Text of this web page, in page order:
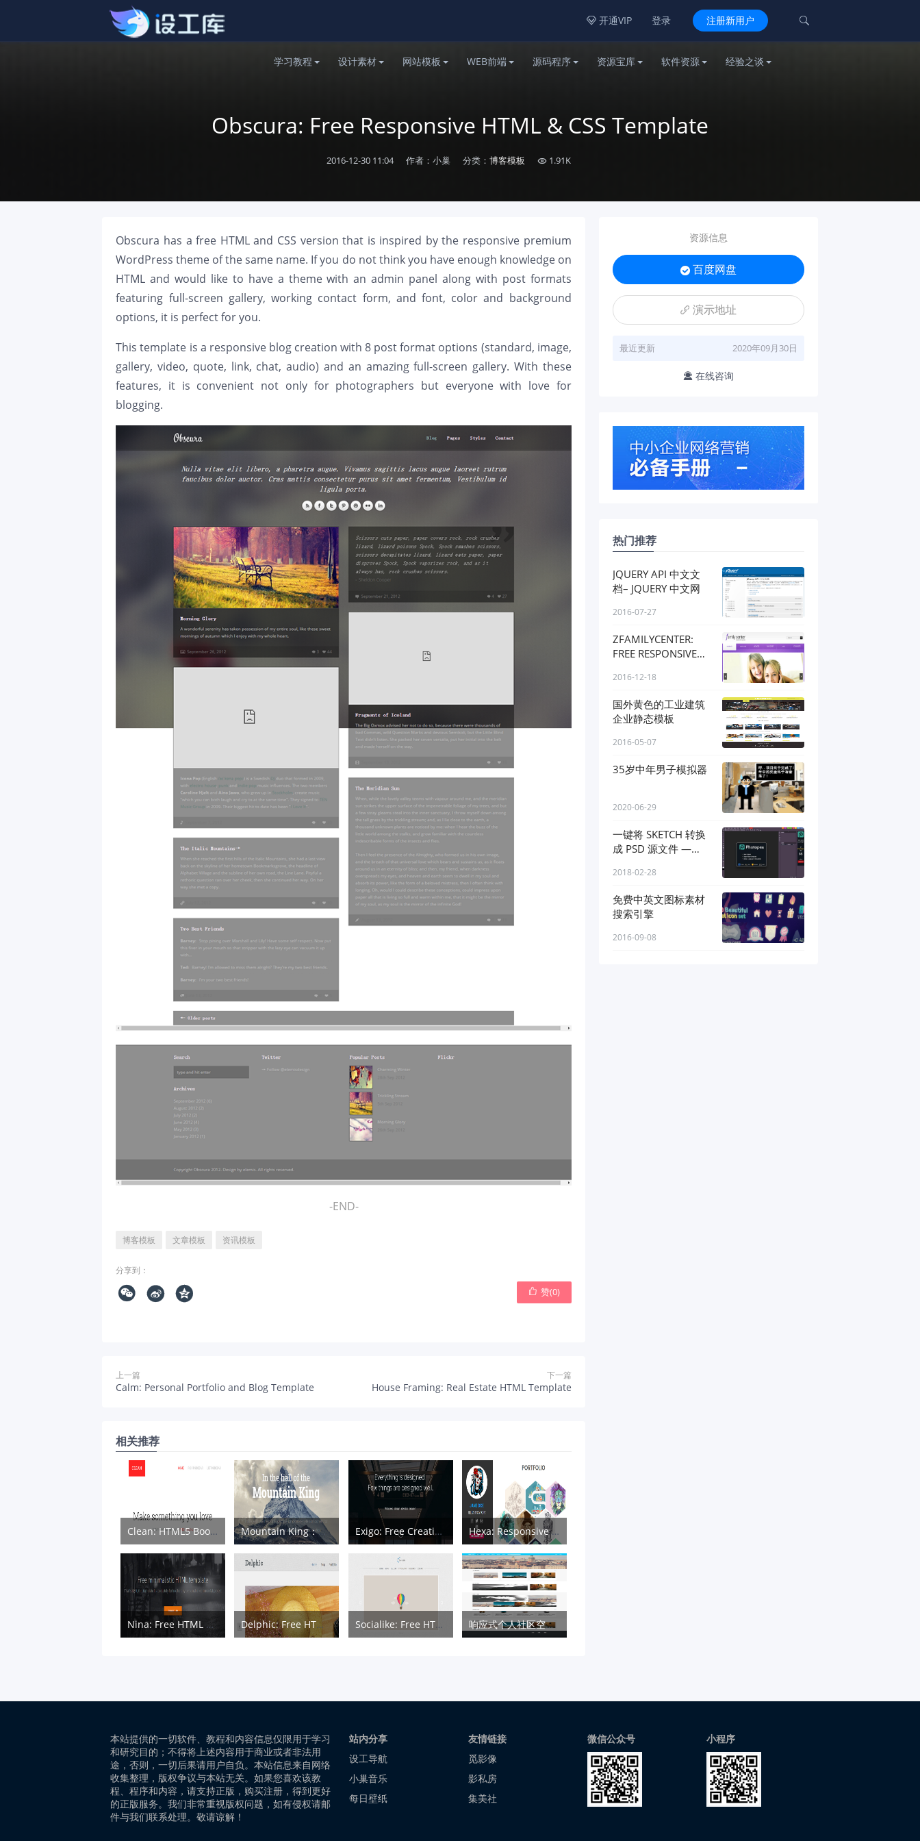
 开通VIP 登录 注册新用户 
学习教程 设计素材 网站模板 WEB前端 源码程序 资源宝库 软件资源 经验之谈
Obscura: Free Responsive HTML & CSS Template
2016-12-30 11:04 作者：小巢 分类： 博客模板  1.91K
Obscura has a free HTML and CSS version that is inspired by the responsive premium
WordPress theme of the same name. If you do not think you have enough knowledge on
HTML and would like to have a theme with an admin panel along with post formats
featuring full-screen gallery, working contact form, and font, color and background
options, it is perfect for you.
This template is a responsive blog creation with 8 post format options (standard, image,
gallery, video, quote, link, chat, audio) and an amazing full-screen gallery. With these
features, it is convenient not only for photographers but everyone with love for
blogging.
-END-
博客模板 文章模板 资讯模板
分享到：
    赞(0)
上一篇
Calm: Personal Portfolio and Blog Template
下一篇
House Framing: Real Estate HTML Template
相关推荐
Clean: HTML5 Bootstrap模板 Mountain King：简洁的摄影师博客Bootstrap模板 Exigo: Free Creative Portfolio HTML5 Template Hexa: Responsive Hexagonal Portfolio HTML Template
Nina: Free HTML & CSS Minimal Template Delphic: Free HTML & CSS Minimal Template Socialike: Free HTML & CSS Website Template 响应式个人社区空间网站
资源信息
百度网盘
 演示地址
最近更新 2020年09月30日
 在线咨询
热门推荐
JQUERY API 中文文
档– JQUERY 中文网
2016-07-27
ZFAMILYCENTER:
FREE RESPONSIVE
2016-12-18
国外黄色的工业建筑
企业静态模板
2016-05-07
35岁中年男子模拟器
2020-06-29
一键将 SKETCH 转换
成 PSD 源文件 —
2018-02-28
免费中英文图标素材
搜索引擎
2016-09-08
本站提供的一切软件、教程和内容信息仅限用于学习
和研究目的；不得将上述内容用于商业或者非法用
途，否则，一切后果请用户自负。本站信息来自网络
收集整理，版权争议与本站无关。如果您喜欢该教
程、程序和内容，请支持正版，购买注册，得到更好
的正版服务。我们非常重视版权问题，如有侵权请邮
件与我们联系处理。敬请谅解！
站内分享
设工导航
小巢音乐
每日壁纸
友情链接
觅影像
影私房
集美社
微信公众号 小程序